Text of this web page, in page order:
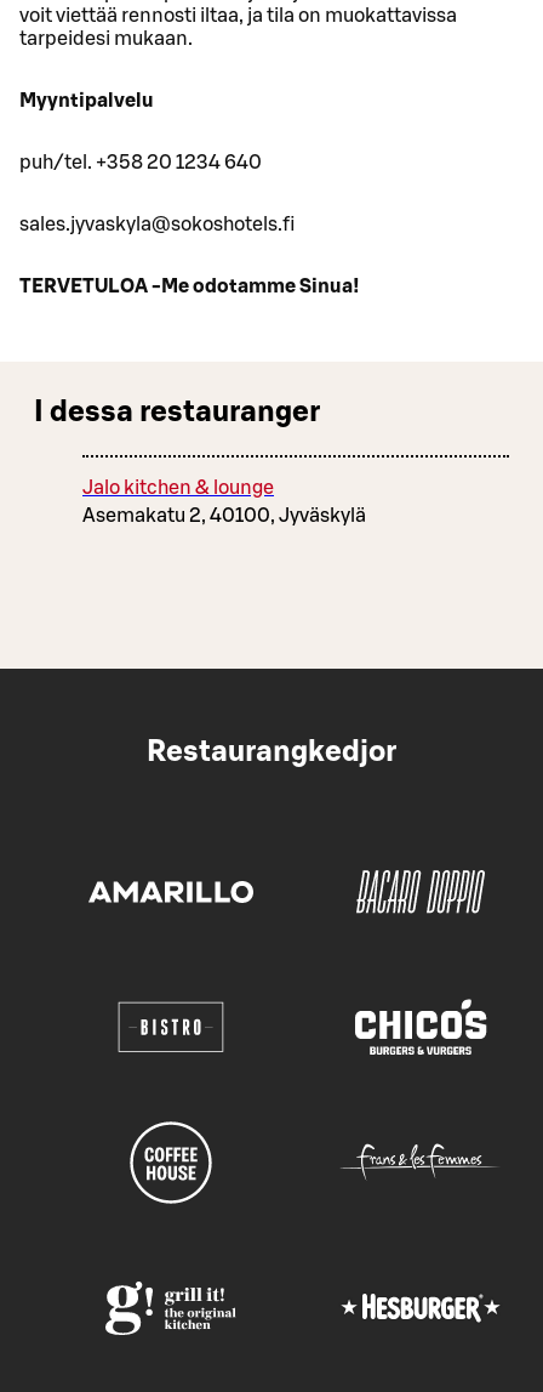
voit viettää rennosti iltaa, ja tila on muokattavissa
tarpeidesi mukaan.
Myyntipalvelu
puh/tel. +358 20 1234 640
sales.jyvaskyla@sokoshotels.fi
TERVETULOA -Me odotamme Sinua!
I dessa restauranger
Jalo kitchen & lounge
Asemakatu 2, 40100, Jyväskylä
Restaurangkedjor